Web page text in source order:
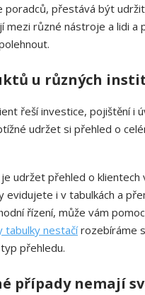
poradců, přestává být
mezi různé nástroje a lidi
u různých
řeší investice, pojištění i
udržet si přehled o
udržet přehled o
evidujete i v tabulkách a
řízení, může vám
tabulky nestačírozebíráme
přehledu.
případy nemají